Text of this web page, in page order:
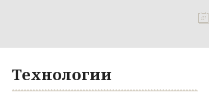
Технологии